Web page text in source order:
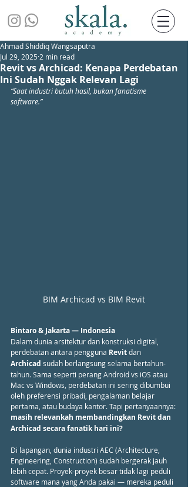
Revit vs Archicad: Kenapa Perdebatan
Ini Sudah Nggak Relevan Lagi
Ahmad Shiddiq Wangsaputra
Jul 29, 2025 2 min read
“Saat industri butuh hasil, bukan fanatisme
software.”
BIM Archicad vs BIM Revit
Bintaro & Jakarta — Indonesia
Dalam dunia arsitektur dan konstruksi digital,
perdebatan antara pengguna Revit dan
Archicad sudah berlangsung selama bertahun-
tahun. Sama seperti perang Android vs iOS atau
Mac vs Windows, perdebatan ini sering dibumbui
oleh preferensi pribadi, pengalaman belajar
pertama, atau budaya kantor. Tapi pertanyaannya:
masih relevankah membandingkan Revit dan
Archicad secara fanatik hari ini?
Di lapangan, dunia industri AEC (Architecture,
Engineering, Construction) sudah bergerak jauh
lebih cepat. Proyek-proyek besar tidak lagi peduli
software mana yang Anda pakai — mereka peduli